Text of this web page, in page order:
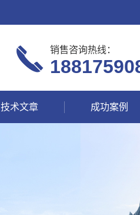
销售咨询热线：
技术文章 成功案例